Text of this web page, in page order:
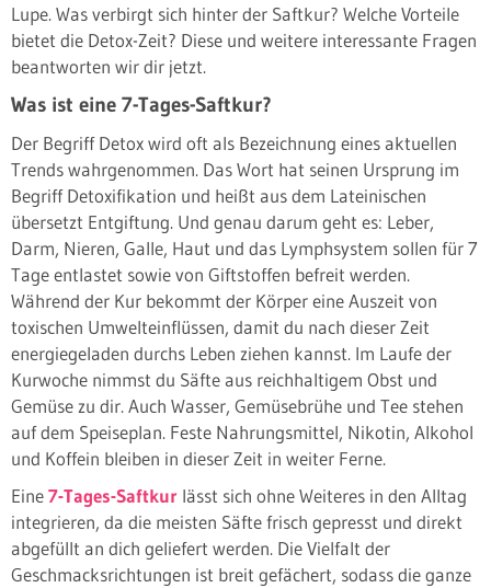
Lupe. Was verbirgt sich hinter der Saftkur? Welche Vorteile
bietet die Detox-Zeit? Diese und weitere interessante Fragen
beantworten wir dir jetzt.
Was ist eine 7-Tages-Saftkur?
Der Begriff Detox wird oft als Bezeichnung eines aktuellen
Trends wahrgenommen. Das Wort hat seinen Ursprung im
Begriff Detoxifikation und heißt aus dem Lateinischen
übersetzt Entgiftung. Und genau darum geht es: Leber,
Darm, Nieren, Galle, Haut und das Lymphsystem sollen für 7
Tage entlastet sowie von Giftstoffen befreit werden.
Während der Kur bekommt der Körper eine Auszeit von
toxischen Umwelteinflüssen, damit du nach dieser Zeit
energiegeladen durchs Leben ziehen kannst. Im Laufe der
Kurwoche nimmst du Säfte aus reichhaltigem Obst und
Gemüse zu dir. Auch Wasser, Gemüsebrühe und Tee stehen
auf dem Speiseplan. Feste Nahrungsmittel, Nikotin, Alkohol
und Koffein bleiben in dieser Zeit in weiter Ferne.
Eine7-Tages-Saftkur lässt sich ohne Weiteres in den Alltag
integrieren, da die meisten Säfte frisch gepresst und direkt
abgefüllt an dich geliefert werden. Die Vielfalt der
Geschmacksrichtungen ist breit gefächert, sodass die ganze